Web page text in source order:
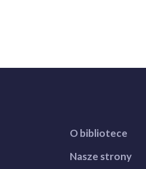
O bibliotece
Nasze strony